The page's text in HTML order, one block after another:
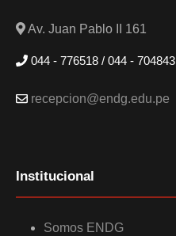
Av. Juan Pablo II 161
044 - 776518 / 044 - 704843
recepcion@endg.edu.pe
Institucional
Somos ENDG